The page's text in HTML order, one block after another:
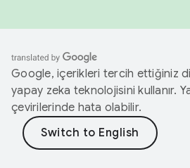
Google, içerikleri tercih ettiğiniz
yapay zeka teknolojisini kullanır.
çevirilerinde hata olabilir.